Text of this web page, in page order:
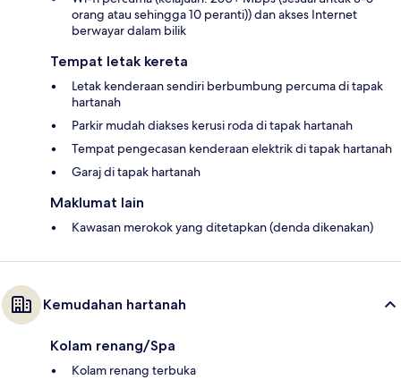
orang atau sehingga 10 peranti)) dan akses Internet
berwayar dalam bilik
Tempat letak kereta
Letak kenderaan sendiri berbumbung percuma di tapak
hartanah
Parkir mudah diakses kerusi roda di tapak hartanah
Tempat pengecasan kenderaan elektrik di tapak hartanah
Garaj di tapak hartanah
Maklumat lain
Kawasan merokok yang ditetapkan (denda dikenakan)
Kemudahan hartanah
Kolam renang/Spa
Kolam renang terbuka